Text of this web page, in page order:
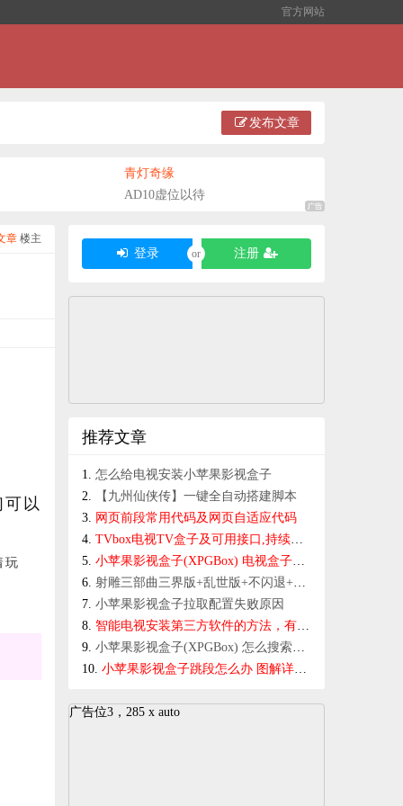
官方网站
发布文章
青灯奇缘
AD10虚位以待
章 楼主
以
玩
登录 注册
or
推荐文章
怎么给电视安装小苹果影视盒子
【九州仙侠传】一键全自动搭建脚本
网页前段常用代码及网页自适应代码
TVbox电视TV盒子及可用接口,持续添加替换中.......
小苹果影视盒子(XPGBox) 电视盒子软件，全网免VIP观影,已经变相收费，请谨慎下载
射雕三部曲三界版+乱世版+不闪退+授权后台+一键全自动搭建脚本+手动端
小苹果影视盒子拉取配置失败原因
智能电视安装第三方软件的方法，有图详细版
小苹果影视盒子(XPGBox) 怎么搜索及卡顿解决方法 ，有图详细教程
小苹果影视盒子跳段怎么办 图解详细教程
广告位3，285 x auto